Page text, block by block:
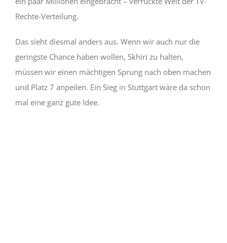
Rechte-Verteilung.
Das sieht diesmal anders aus. Wenn wir auch nur die
geringste Chance haben wollen, Skhiri zu halten,
müssen wir einen mächtigen Sprung nach oben machen
und Platz 7 anpeilen. Ein Sieg in Stuttgart wäre da schon
mal eine ganz gute Idee.